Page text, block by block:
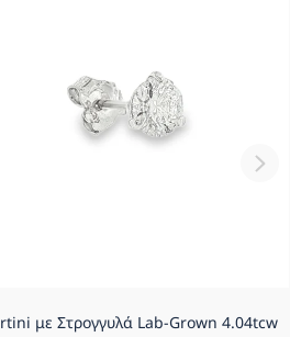
με Στρογγυλά Lab-Grown 4.04tcw